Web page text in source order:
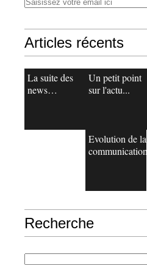
Articles récents
La suite des
news…
Un petit point
sur l'actu...
Evolution de la
communication
Recherche